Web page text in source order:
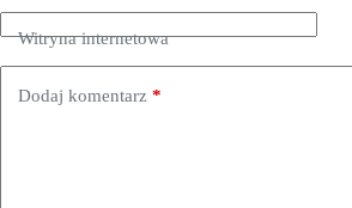
Witryna internetowa
Dodaj komentarz *